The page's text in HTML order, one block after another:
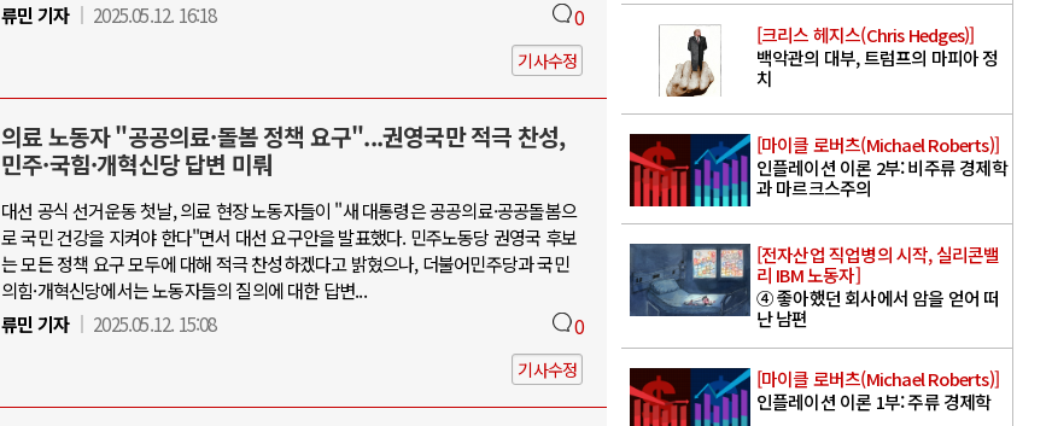
류민 기자
2025.05.12. 16:18 0
기사수정
의료 노동자 "공공의료·돌봄 정책 요구"...권영국만 적극 찬성,
민주·국힘·개혁신당 답변 미뤄
대선 공식 선거운동 첫날, 의료 현장 노동자들이 "새 대통령은 공공의료·공공돌봄으
로 국민 건강을 지켜야 한다"면서 대선 요구안을 발표했다. 민주노동당 권영국 후보
는 모든 정책 요구 모두에 대해 적극 찬성하겠다고 밝혔으나, 더불어민주당과 국민
의힘·개혁신당에서는 노동자들의 질의에 대한 답변...
류민 기자
2025.05.12. 15:08 0
기사수정
[크리스 헤지스(Chris Hedges)]
백악관의 대부, 트럼프의 마피아 정
치
[마이클 로버츠(Michael Roberts)]
인플레이션 이론 2부: 비주류 경제학
과 마르크스주의
[전자산업 직업병의 시작, 실리콘밸
리 IBM 노동자]
④ 좋아했던 회사에서 암을 얻어 떠
난 남편
[마이클 로버츠(Michael Roberts)]
인플레이션 이론 1부: 주류 경제학